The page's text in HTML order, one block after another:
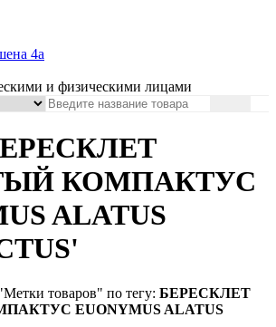
4а
и физическими лицами
КОМПАКТУС
ALATUS
товаров" по тегу: БЕРЕСКЛЕТ
EUONYMUS ALATUS